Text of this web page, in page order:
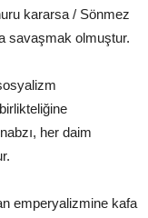
kararsa / Sönmez
savaşmak olmuştur.
her daim
emperyalizmine kafa